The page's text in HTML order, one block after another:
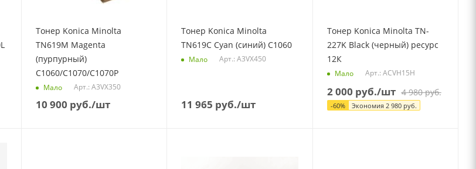
Тонер Konica Minolta
TN619M Magenta
(пурпурный)
C1060/C1070/C1070P
Мало Арт.: A3VX350
10 900 руб./шт
Тонер Konica Minolta
TN619C Cyan (синий) C1060
Мало Арт.: A3VX450
11 965 руб./шт
Тонер Konica Minolta TN-
227K Black (черный) ресурс
12К
Мало Арт.: ACVH15H
2 000 руб./шт 4 980руб.
-60% Экономия 2 980руб.